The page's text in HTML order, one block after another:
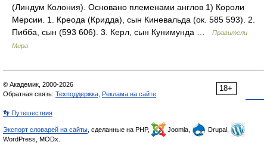
(Линдум Колония). Основано племенами англов 1) Короли
Мерсии. 1. Креода (Кридда), сын Киневальда (ок. 585 593). 2.
Пибба, сын (593 606). 3. Керл, сын Кунимунда …
Правители
Мира
18+
© Академик, 2000-2026
Обратная связь: Техподдержка Реклама на сайте
👣 Путешествия
Экспорт словарей на сайты , сделанные на PHP, Joomla,
Drupal,
WordPress, MODx.